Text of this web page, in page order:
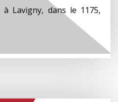
Lavigny, dans le 1175,